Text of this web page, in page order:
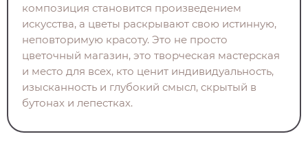
композиция становится произведением
искусства, а цветы раскрывают свою истинную,
неповторимую красоту. Это не просто
цветочный магазин, это творческая мастерская
и место для всех, кто ценит индивидуальность,
изысканность и глубокий смысл, скрытый в
бутонах и лепестках.